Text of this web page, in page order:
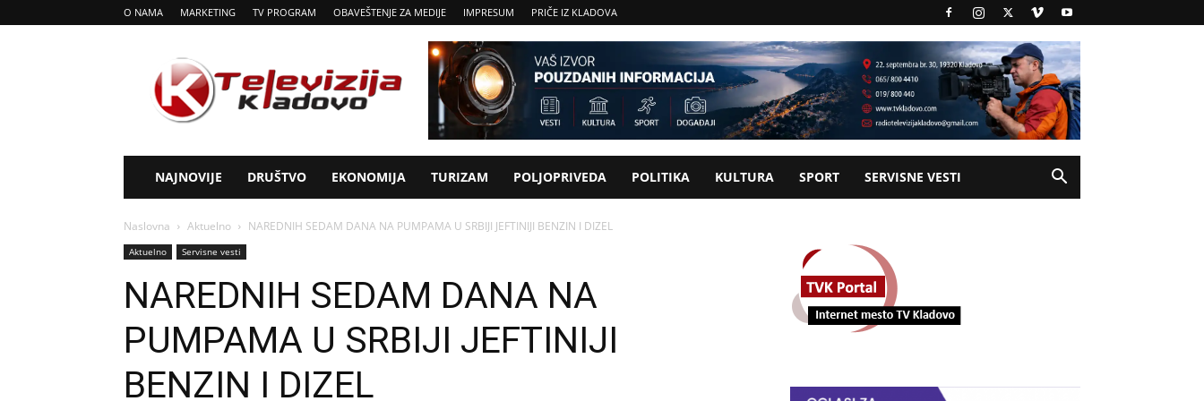
O NAMA MARKETING TV PROGRAM OBAVEŠTENJE ZA MEDIJE IMPRESUM PRIČE IZ KLADOVA
Tv
Kladovo
NAJNOVIJE DRUŠTVO EKONOMIJA TURIZAM POLJOPRIVEDA POLITIKA KULTURA SPORT SERVISNE VESTI
Naslovna Aktuelno NAREDNIH SEDAM DANA NA PUMPAMA U SRBIJI JEFTINIJI BENZIN I DIZEL
Aktuelno Servisne vesti
NAREDNIH SEDAM DANA NA
PUMPAMA U SRBIJI JEFTINIJI
BENZIN I DIZEL